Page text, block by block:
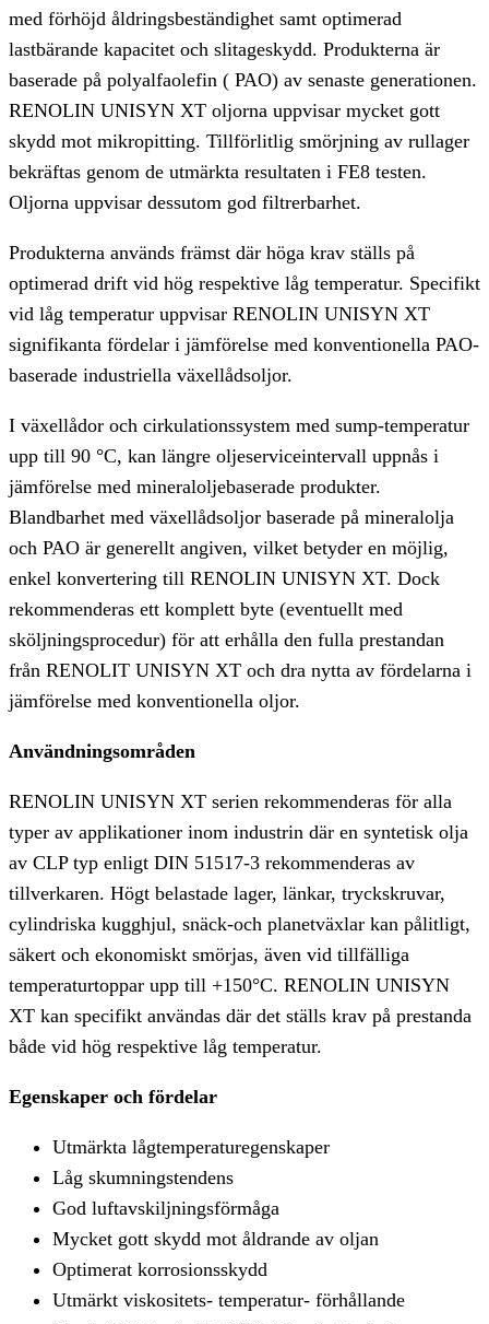
med förhöjd åldringsbeständighet samt optimerad
lastbärande kapacitet och slitageskydd. Produkterna är
baserade på polyalfaolefin ( PAO) av senaste generationen.
RENOLIN UNISYN XT oljorna uppvisar mycket gott
skydd mot mikropitting. Tillförlitlig smörjning av rullager
bekräftas genom de utmärkta resultaten i FE8 testen.
Oljorna uppvisar dessutom god filtrerbarhet.
Produkterna används främst där höga krav ställs på
optimerad drift vid hög respektive låg temperatur. Specifikt
vid låg temperatur uppvisar RENOLIN UNISYN XT
signifikanta fördelar i jämförelse med konventionella PAO-
baserade industriella växellådsoljor.
I växellådor och cirkulationssystem med sump-temperatur
upp till 90 °C, kan längre oljeserviceintervall uppnås i
jämförelse med mineraloljebaserade produkter.
Blandbarhet med växellådsoljor baserade på mineralolja
och PAO är generellt angiven, vilket betyder en möjlig,
enkel konvertering till RENOLIN UNISYN XT. Dock
rekommenderas ett komplett byte (eventuellt med
sköljningsprocedur) för att erhålla den fulla prestandan
från RENOLIT UNISYN XT och dra nytta av fördelarna i
jämförelse med konventionella oljor.
Användningsområden
RENOLIN UNISYN XT serien rekommenderas för alla
typer av applikationer inom industrin där en syntetisk olja
av CLP typ enligt DIN 51517-3 rekommenderas av
tillverkaren. Högt belastade lager, länkar, tryckskruvar,
cylindriska kugghjul, snäck-och planetväxlar kan pålitligt,
säkert och ekonomiskt smörjas, även vid tillfälliga
temperaturtoppar upp till +150°C. RENOLIN UNISYN
XT kan specifikt användas där det ställs krav på prestanda
både vid hög respektive låg temperatur.
Egenskaper och fördelar
Utmärkta lågtemperaturegenskaper
Låg skumningstendens
God luftavskiljningsförmåga
Mycket gott skydd mot åldrande av oljan
Optimerat korrosionsskydd
Utmärkt viskositets- temperatur- förhållande